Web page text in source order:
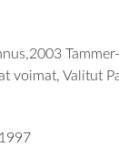
voimat, Valitut